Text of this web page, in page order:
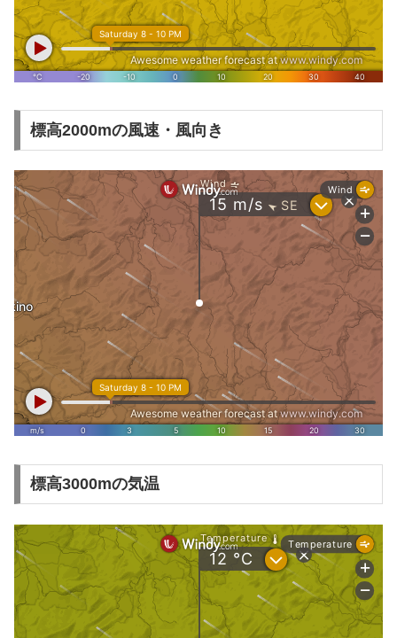
標高2000mの風速・風向き
標高3000mの気温